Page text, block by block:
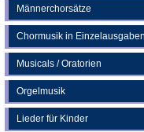
Männerchorsätze
Chormusik in Einzelausgaben
Musicals / Oratorien
Orgelmusik
Lieder für Kinder